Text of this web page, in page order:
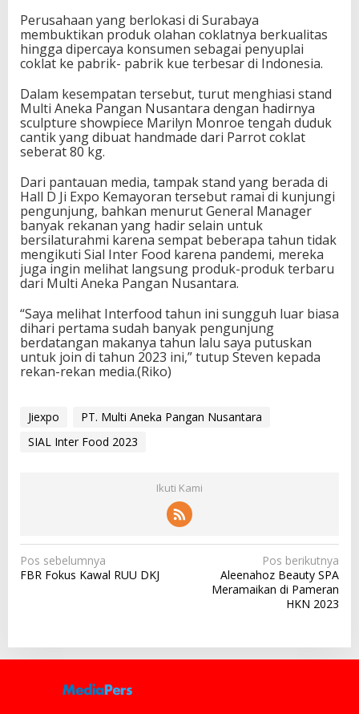
Perusahaan yang berlokasi di Surabaya
membuktikan produk olahan coklatnya berkualitas
hingga dipercaya konsumen sebagai penyuplai
coklat ke pabrik- pabrik kue terbesar di Indonesia.
Dalam kesempatan tersebut, turut menghiasi stand
Multi Aneka Pangan Nusantara dengan hadirnya
sculpture showpiece Marilyn Monroe tengah duduk
cantik yang dibuat handmade dari Parrot coklat
seberat 80 kg.
Dari pantauan media, tampak stand yang berada di
Hall D Ji Expo Kemayoran tersebut ramai di kunjungi
pengunjung, bahkan menurut General Manager
banyak rekanan yang hadir selain untuk
bersilaturahmi karena sempat beberapa tahun tidak
mengikuti Sial Inter Food karena pandemi, mereka
juga ingin melihat langsung produk-produk terbaru
dari Multi Aneka Pangan Nusantara.
“Saya melihat Interfood tahun ini sungguh luar biasa
dihari pertama sudah banyak pengunjung
berdatangan makanya tahun lalu saya putuskan
untuk join di tahun 2023 ini,” tutup Steven kepada
rekan-rekan media.(Riko)
Jiexpo
PT. Multi Aneka Pangan Nusantara
SIAL Inter Food 2023
Ikuti Kami
N
a
g
Pos sebelumnya
FBR Fokus Kawal RUU DKJ
Pos berikutnya
Aleenahoz Beauty SPA
Meramaikan di Pameran
HKN 2023